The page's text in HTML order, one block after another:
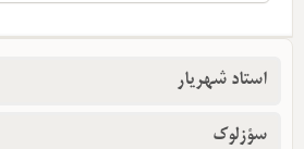
استاد شهریار
سؤزلوک